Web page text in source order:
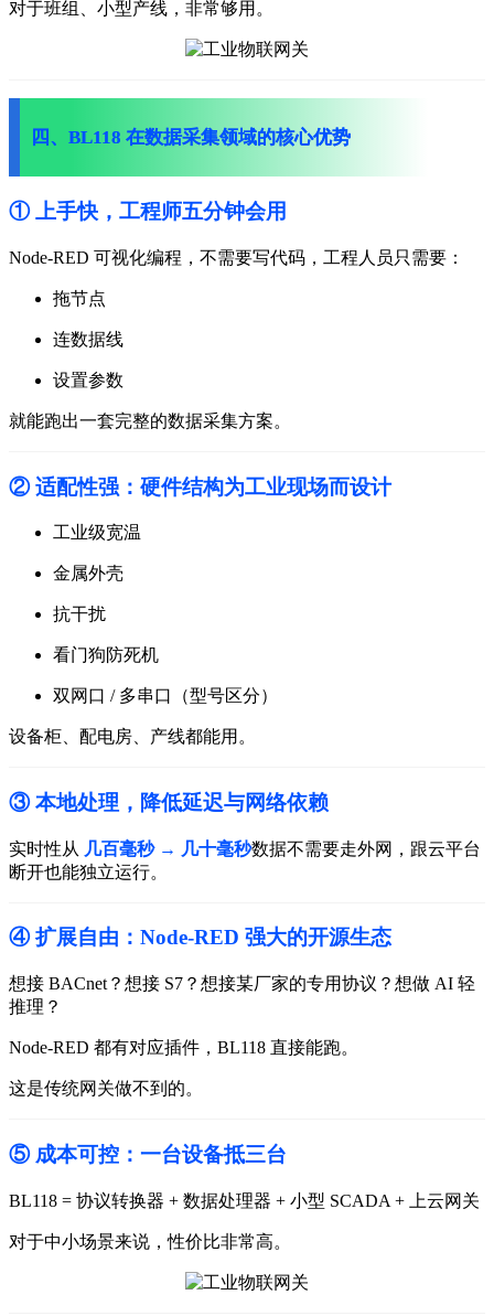
对于班组、小型产线，非常够用。
四、BL118 在数据采集领域的核心优势
① 上手快，工程师五分钟会用
Node-RED 可视化编程，不需要写代码， 工程人员只需要：
拖节点
连数据线
设置参数
就能跑出一套完整的数据采集方案。
② 适配性强：硬件结构为工业现场而设计
工业级宽温
金属外壳
抗干扰
看门狗防死机
双网口 / 多串口（型号区分）
设备柜、配电房、产线都能用。
③ 本地处理，降低延迟与网络依赖
实时性从 几百毫秒 → 几十毫秒数据不需要走外网，跟云平台
断开也能独立运行。
④ 扩展自由：Node-RED 强大的开源生态
想接 BACnet？ 想接 S7？ 想接某厂家的专用协议？ 想做 AI 轻
推理？
Node-RED 都有对应插件，BL118 直接能跑。
这是传统网关做不到的。
⑤ 成本可控：一台设备抵三台
BL118 = 协议转换器 + 数据处理器 + 小型 SCADA + 上云网关
对于中小场景来说，性价比非常高。